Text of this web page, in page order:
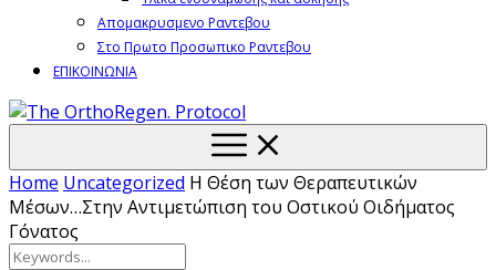
Απομακρυσμενο Ραντεβου
Στο Πρωτο Προσωπικο Ραντεβου
ΕΠΙΚΟΙΝΩΝΙΑ
Home Uncategorized Η Θέση των Θεραπευτικών
Μέσων…Στην Αντιμετώπιση του Οστικού Οιδήματος
Γόνατος